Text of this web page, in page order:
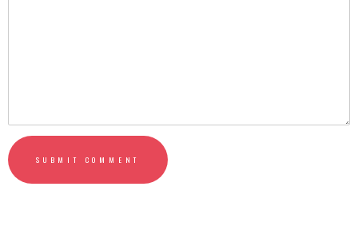
SUBMIT COMMENT